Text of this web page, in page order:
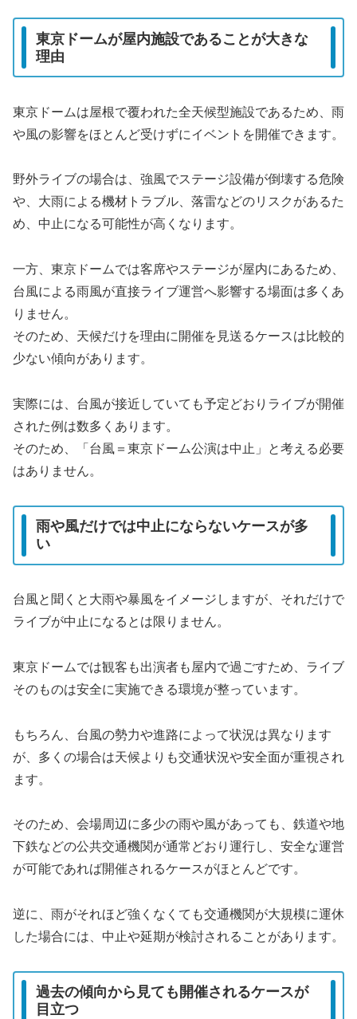
東京ドームが屋内施設であることが大きな
理由
東京ドームは屋根で覆われた全天候型施設であるため、雨
や風の影響をほとんど受けずにイベントを開催できます。
野外ライブの場合は、強風でステージ設備が倒壊する危険
や、大雨による機材トラブル、落雷などのリスクがあるた
め、中止になる可能性が高くなります。
一方、東京ドームでは客席やステージが屋内にあるため、
台風による雨風が直接ライブ運営へ影響する場面は多くあ
りません。
そのため、天候だけを理由に開催を見送るケースは比較的
少ない傾向があります。
実際には、台風が接近していても予定どおりライブが開催
された例は数多くあります。
そのため、「台風＝東京ドーム公演は中止」と考える必要
はありません。
雨や風だけでは中止にならないケースが多
い
台風と聞くと大雨や暴風をイメージしますが、それだけで
ライブが中止になるとは限りません。
東京ドームでは観客も出演者も屋内で過ごすため、ライブ
そのものは安全に実施できる環境が整っています。
もちろん、台風の勢力や進路によって状況は異なります
が、多くの場合は天候よりも交通状況や安全面が重視され
ます。
そのため、会場周辺に多少の雨や風があっても、鉄道や地
下鉄などの公共交通機関が通常どおり運行し、安全な運営
が可能であれば開催されるケースがほとんどです。
逆に、雨がそれほど強くなくても交通機関が大規模に運休
した場合には、中止や延期が検討されることがあります。
過去の傾向から見ても開催されるケースが
目立つ